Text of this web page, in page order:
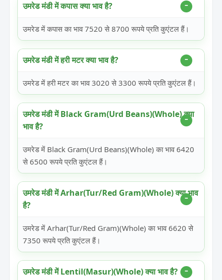
उमरेड मंडी में कपास क्या भाव है?
उमरेड में कपास का भाव 7520 से 8700 रूपये प्रति कुएंटल हैं।
उमरेड मंडी में हरी मटर क्या भाव है?
उमरेड में हरी मटर का भाव 3020 से 3300 रूपये प्रति कुएंटल हैं।
उमरेड मंडी में Black Gram(Urd Beans)(Whole) क्या
भाव है?
उमरेड में Black Gram(Urd Beans)(Whole) का भाव 6420
से 6500 रूपये प्रति कुएंटल हैं।
उमरेड मंडी में Arhar(Tur/Red Gram)(Whole) क्या भाव
है?
उमरेड में Arhar(Tur/Red Gram)(Whole) का भाव 6620 से
7350 रूपये प्रति कुएंटल हैं।
उमरेड मंडी में Lentil(Masur)(Whole) क्या भाव है?